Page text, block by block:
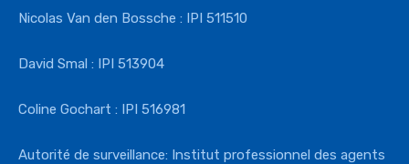
Nicolas Van den Bossche : IPI 511510
David Smal : IPI 513904
Coline Gochart : IPI 516981
Autorité de surveillance: Institut professionnel des agents